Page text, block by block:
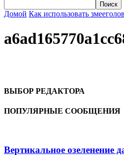
Домой Как использовать
ВЫБОР РЕДАКТОРА
ПОПУЛЯРНЫЕ СООБЩЕНИЯ
Вертикальное озеленение